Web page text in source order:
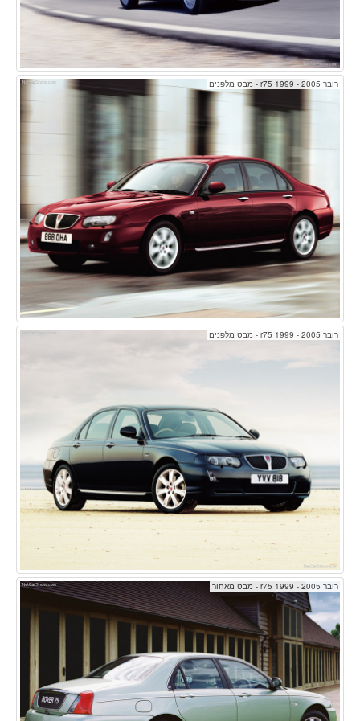
רובר r75 1999 - 2005 - מבט מלפנים
רובר r75 1999 - 2005 - מבט מלפנים
רובר r75 1999 - 2005 - מבט מאחור